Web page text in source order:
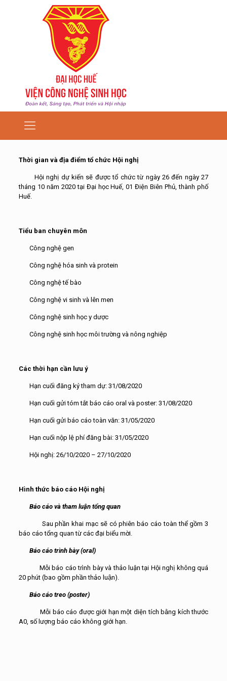
Thời gian và địa điểm tổ chức Hội nghị
Hội nghị dự kiến sẽ được tổ chức từ ngày 26 đến ngày 27
tháng 10 năm 2020 tại Đại học Huế, 01 Điện Biên Phủ, thành phố
Huế.
Tiểu ban chuyên môn
Công nghệ gen
Công nghệ hóa sinh và protein
Công nghệ tế bào
Công nghệ vi sinh và lên men
Công nghệ sinh học y dược
Công nghệ sinh học môi trường và nông nghiệp
Các thời hạn cần lưu ý
Hạn cuối đăng ký tham dự: 31/08/2020
Hạn cuối gửi tóm tắt báo cáo oral và poster: 31/08/2020
Hạn cuối gửi báo cáo toàn văn: 31/05/2020
Hạn cuối nộp lệ phí đăng bài: 31/05/2020
Hội nghị: 26/10/2020 – 27/10/2020
Hình thức báo cáo Hội nghị
Báo cáo và tham luận tổng quan
Sau phần khai mạc sẽ có phiên báo cáo toàn thể gồm 3
báo cáo tổng quan từ các đại biểu mời.
Báo cáo trình bày (oral)
Mỗi báo cáo trình bày và thảo luận tại Hội nghị không quá
20 phút (bao gồm phần thảo luận).
Báo cáo treo (poster)
Mỗi báo cáo được giới hạn một diện tích bằng kích thước
A0, số lượng báo cáo không giới hạn.